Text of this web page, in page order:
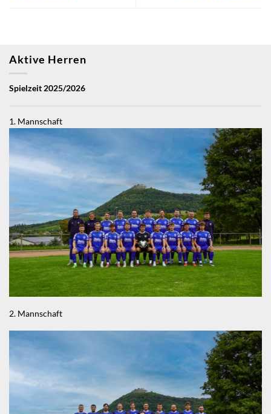
Aktive Herren
Spielzeit 2025/2026
1. Mannschaft
2. Mannschaft